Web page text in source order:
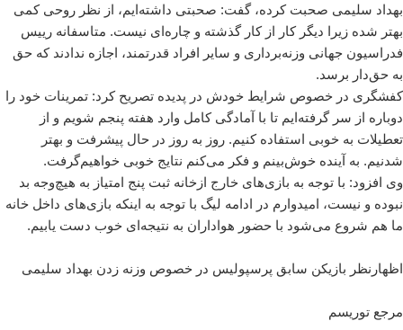
بهداد سلیمی صحبت کرده، گفت: صحبتی داشته‌ایم، از نظر روحی کمی
بهتر شده زیرا دیگر کار از کار گذشته و چاره‌ای نیست. متاسفانه رییس
فدراسیون جهانی وزنه‌برداری و سایر افراد قدرتمند، اجازه ندادند که حق
به حق‌دار برسد.
کفشگری در خصوص شرایط خودش در پدیده تصریح کرد: تمرینات خود را
دوباره از سر گرفته‌ایم تا با آمادگی کامل وارد هفته پنجم شویم و از
تعطیلات به خوبی استفاده کنیم. روز به روز در حال پیشرفت و بهتر
شدنیم. به آینده خوش‌بینم و فکر می‌کنم نتایج خوبی خواهیم‌گرفت.
وی افزود: با توجه به بازی‌های خارج ازخانه ثبت پنج امتیاز به هیچ‌وجه بد
نبوده و نیست، امیدوارم در ادامه لیگ با توجه به اینکه بازی‌های داخل خانه
ما هم شروع می‌شود با حضور هواداران به نتیجه‌ای خوب دست یابیم.
اظهارنظر بازیکن سابق پرسپولیس در خصوص وزنه زدن بهداد سلیمی
مرجع توریسم